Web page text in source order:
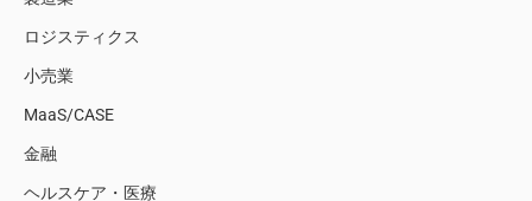
ロジスティクス
小売業
MaaS/CASE
金融
ヘルスケア・医療